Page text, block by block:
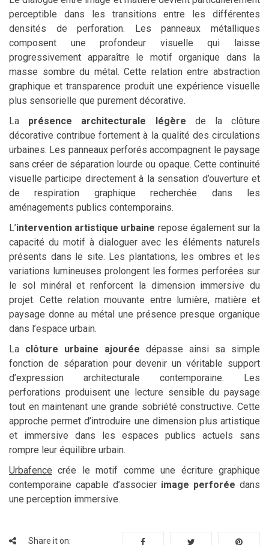
perceptible dans les transitions entre les différentes
densités de perforation. Les panneaux métalliques
composent une profondeur visuelle qui laisse
progressivement apparaître le motif organique dans la
masse sombre du métal. Cette relation entre abstraction
graphique et transparence produit une expérience visuelle
plus sensorielle que purement décorative.
La présence architecturale légère de la clôture
décorative contribue fortement à la qualité des circulations
urbaines. Les panneaux perforés accompagnent le paysage
sans créer de séparation lourde ou opaque. Cette continuité
visuelle participe directement à la sensation d’ouverture et
de respiration graphique recherchée dans les
aménagements publics contemporains.
L’intervention artistique urbaine repose également sur la
capacité du motif à dialoguer avec les éléments naturels
présents dans le site. Les plantations, les ombres et les
variations lumineuses prolongent les formes perforées sur
le sol minéral et renforcent la dimension immersive du
projet. Cette relation mouvante entre lumière, matière et
paysage donne au métal une présence presque organique
dans l’espace urbain.
La clôture urbaine ajourée dépasse ainsi sa simple
fonction de séparation pour devenir un véritable support
d’expression architecturale contemporaine. Les
perforations produisent une lecture sensible du paysage
tout en maintenant une grande sobriété constructive. Cette
approche permet d’introduire une dimension plus artistique
et immersive dans les espaces publics actuels sans
rompre leur équilibre urbain.
Urbafence crée le motif comme une écriture graphique
contemporaine capable d’associer image perforée dans
une perception immersive.
Share it on: